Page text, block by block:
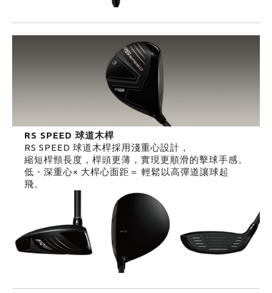
RS SPEED 球道木桿
RS SPEED 球道木桿採用淺重心設計，
縮短桿頸長度，桿頭更薄，實現更順滑的擊球手感。
低・深重心× 大桿心面距＝ 輕鬆以高彈道讓球起
飛。